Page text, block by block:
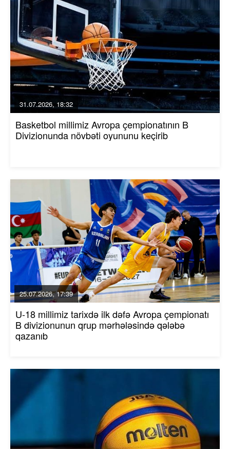
31.07.2026, 18:32
Basketbol millimiz Avropa çempionatının B
Divizionunda növbəti oyununu keçirib
25.07.2026, 17:39
U-18 millimiz tarixdə ilk dəfə Avropa çempionatı
B divizionunun qrup mərhələsində qələbə
qazanıb